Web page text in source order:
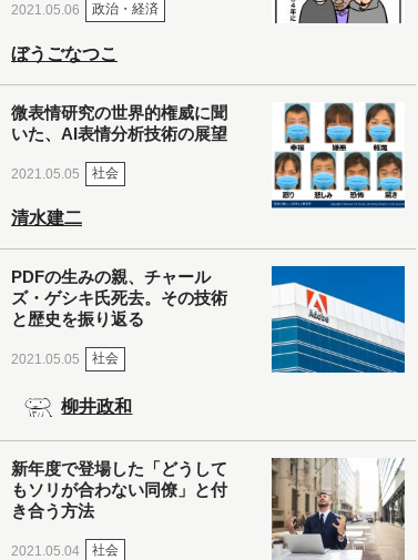
2021.05.06 政治・経済
ぼうごなつこ
微表情研究の世界的権威に聞
いた、AI表情分析技術の展望
2021.05.05 社会
清水建二
PDFの生みの親、チャール
ズ・ゲシキ氏死去。その技術
と歴史を振り返る
2021.05.05 社会
柳井政和
新年度で登場した「どうして
もソリが合わない同僚」と付
き合う方法
2021.05.04 社会